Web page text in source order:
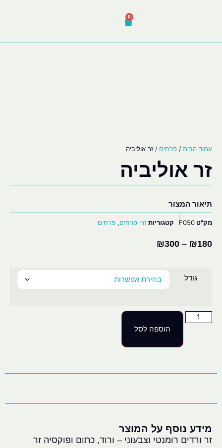
0
עמוד הבית / פרחים / זר אוליביה
זר אוליביה
תיאור המצור
מק"ט F050 קטגוריות זרי פרחים, פרחים
₪180
–
₪300
גודל
הוספה לסל
מידע נוסף על המוצר
זר ורדים רומנטי וצבעוני – ורוד, כתום ופוקסיה זר